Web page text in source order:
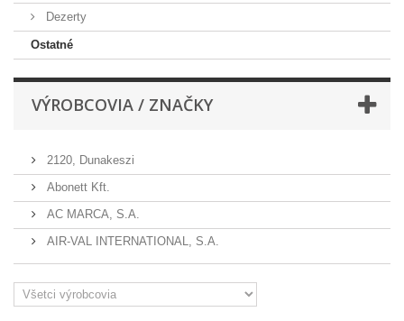
Dezerty
Ostatné
VÝROBCOVIA / ZNAČKY
2120, Dunakeszi
Abonett Kft.
AC MARCA, S.A.
AIR-VAL INTERNATIONAL, S.A.